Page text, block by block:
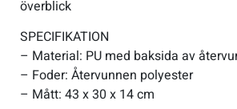
överblick
SPECIFIKATION
– Material: PU med baksida av
– Foder: Återvunnen polyester
– Mått: 43 x 30 x 14 cm